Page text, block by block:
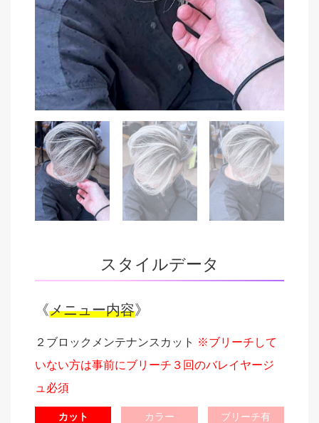
スタイルデータ
《メニュー内容》
２ブロックメンテナンスカット ※ブリーチして
いない方は事前にブリーチ３回のバレイヤージ
ュ必須
カット カラー ブリーチ有